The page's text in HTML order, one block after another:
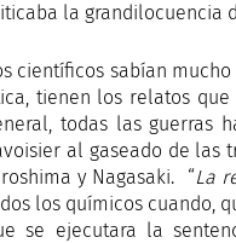
la grandilocuencia
científicos sabían
tienen los relatos que
todas las guerras
al gaseado de las
y Nagasaki. “La
los químicos cuando,
se ejecutara la